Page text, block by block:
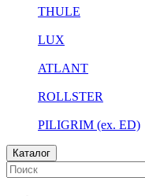
THULE
LUX
ATLANT
ROLLSTER
PILIGRIM (ex. ED)
Каталог